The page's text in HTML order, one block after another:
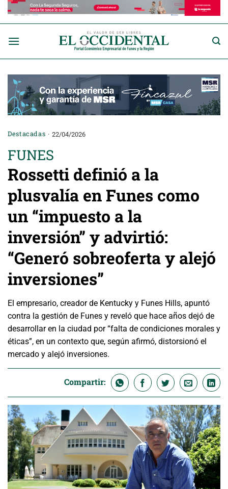
Saltar
Destacadas 22/04/2026
FUNES
Rossetti definió a la
plusvalía en Funes como
un “impuesto a la
inversión” y advirtió:
“Generó sobreoferta y alejó
inversiones”
El empresario, creador de Kentucky y Funes Hills, apuntó
contra la gestión de Funes y reveló que hace años dejó de
desarrollar en la ciudad por “falta de condiciones morales y
éticas”, en un contexto que, según afirmó, distorsionó el
mercado y alejó inversiones.
Compartir: